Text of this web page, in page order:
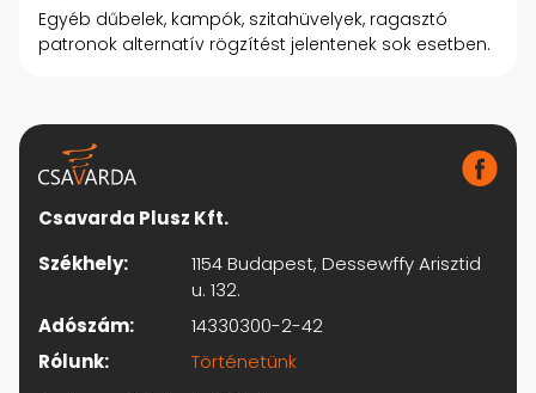
Egyéb dűbelek, kampók, szitahüvelyek, ragasztó
patronok alternatív rögzítést jelentenek sok esetben.
Csavarda Plusz Kft.
Székhely:
1154 Budapest, Dessewffy Arisztid
u. 132.
Adószám:
14330300-2-42
Rólunk:
Történetünk